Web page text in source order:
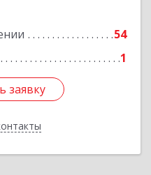
54
1
заявку
заявку